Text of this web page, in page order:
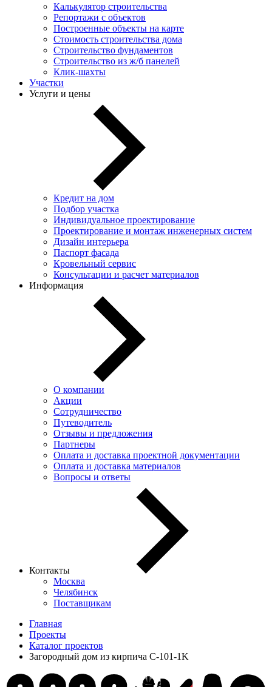
Калькулятор строительства
Репортажи с объектов
Построенные объекты на карте
Стоимость строительства дома
Строительство фундаментов
Строительство из ж/б панелей
Клик-шахты
Участки
Услуги и цены
Кредит на дом
Подбор участка
Индивидуальное проектирование
Проектирование и монтаж инженерных систем
Дизайн интерьера
Паспорт фасада
Кровельный сервис
Консультации и расчет материалов
Информация
О компании
Акции
Сотрудничество
Путеводитель
Отзывы и предложения
Партнеры
Оплата и доставка проектной документации
Оплата и доставка материалов
Вопросы и ответы
Контакты
Москва
Челябинск
Поставщикам
Главная
Проекты
Каталог проектов
Загородный дом из кирпича C-101-1K